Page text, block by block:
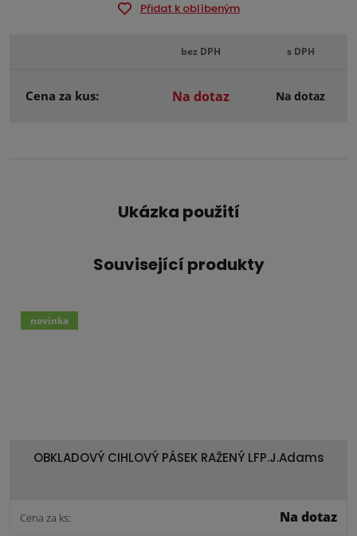
Přidat k oblíbeným
bez DPH s DPH
Cena za kus: Na dotaz Na dotaz
Ukázka použití
Související produkty
OBKLADOVÝ CIHLOVÝ PÁSEK RAŽENÝ LFP.J.Adams
Cena za ks: Na dotaz
novinka